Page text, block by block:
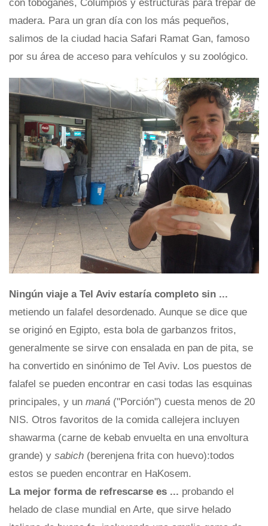
con toboganes, Columpios y estructuras para trepar de
madera. Para un gran día con los más pequeños,
salimos de la ciudad hacia Safari Ramat Gan, famoso
por su área de acceso para vehículos y su zoológico.
Ningún viaje a Tel Aviv estaría completo sin ...
metiendo un falafel desordenado. Aunque se dice que
se originó en Egipto, esta bola de garbanzos fritos,
generalmente se sirve con ensalada en pan de pita, se
ha convertido en sinónimo de Tel Aviv. Los puestos de
falafel se pueden encontrar en casi todas las esquinas
principales, y un maná ("Porción") cuesta menos de 20
NIS. Otros favoritos de la comida callejera incluyen
shawarma (carne de kebab envuelta en una envoltura
grande) y sabich (berenjena frita con huevo):todos
estos se pueden encontrar en HaKosem.
La mejor forma de refrescarse es ... probando el
helado de clase mundial en Arte, que sirve helado